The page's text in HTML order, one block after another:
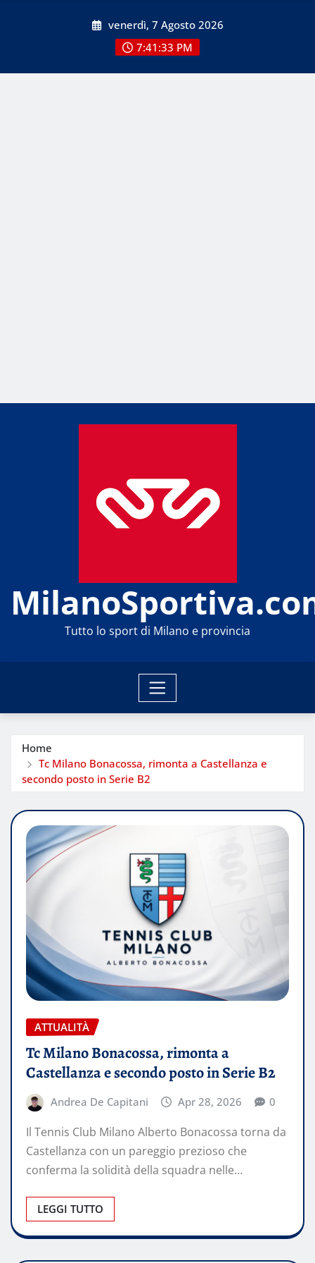
venerdì, 7 Agosto 2026
7:41:34 PM
Tutto lo sport di Milano e provincia
Home
Tc Milano Bonacossa, rimonta a Castellanza e
secondo posto in Serie B2
ATTUALITÀ
Tc Milano Bonacossa, rimonta a
Castellanza e secondo posto in Serie B2
Andrea De Capitani Apr 28, 2026 0
Il Tennis Club Milano Alberto Bonacossa torna da
Castellanza con un pareggio prezioso che
conferma la solidità della squadra nelle…
LEGGI TUTTO